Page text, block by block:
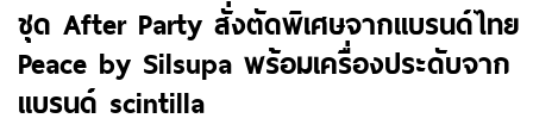
ชุด After Party สั่งตัดพิเศษจากแบรนด์ไทย
Peace by Silsupa พร้อมเครื่องประดับจาก
แบรนด์ scintilla